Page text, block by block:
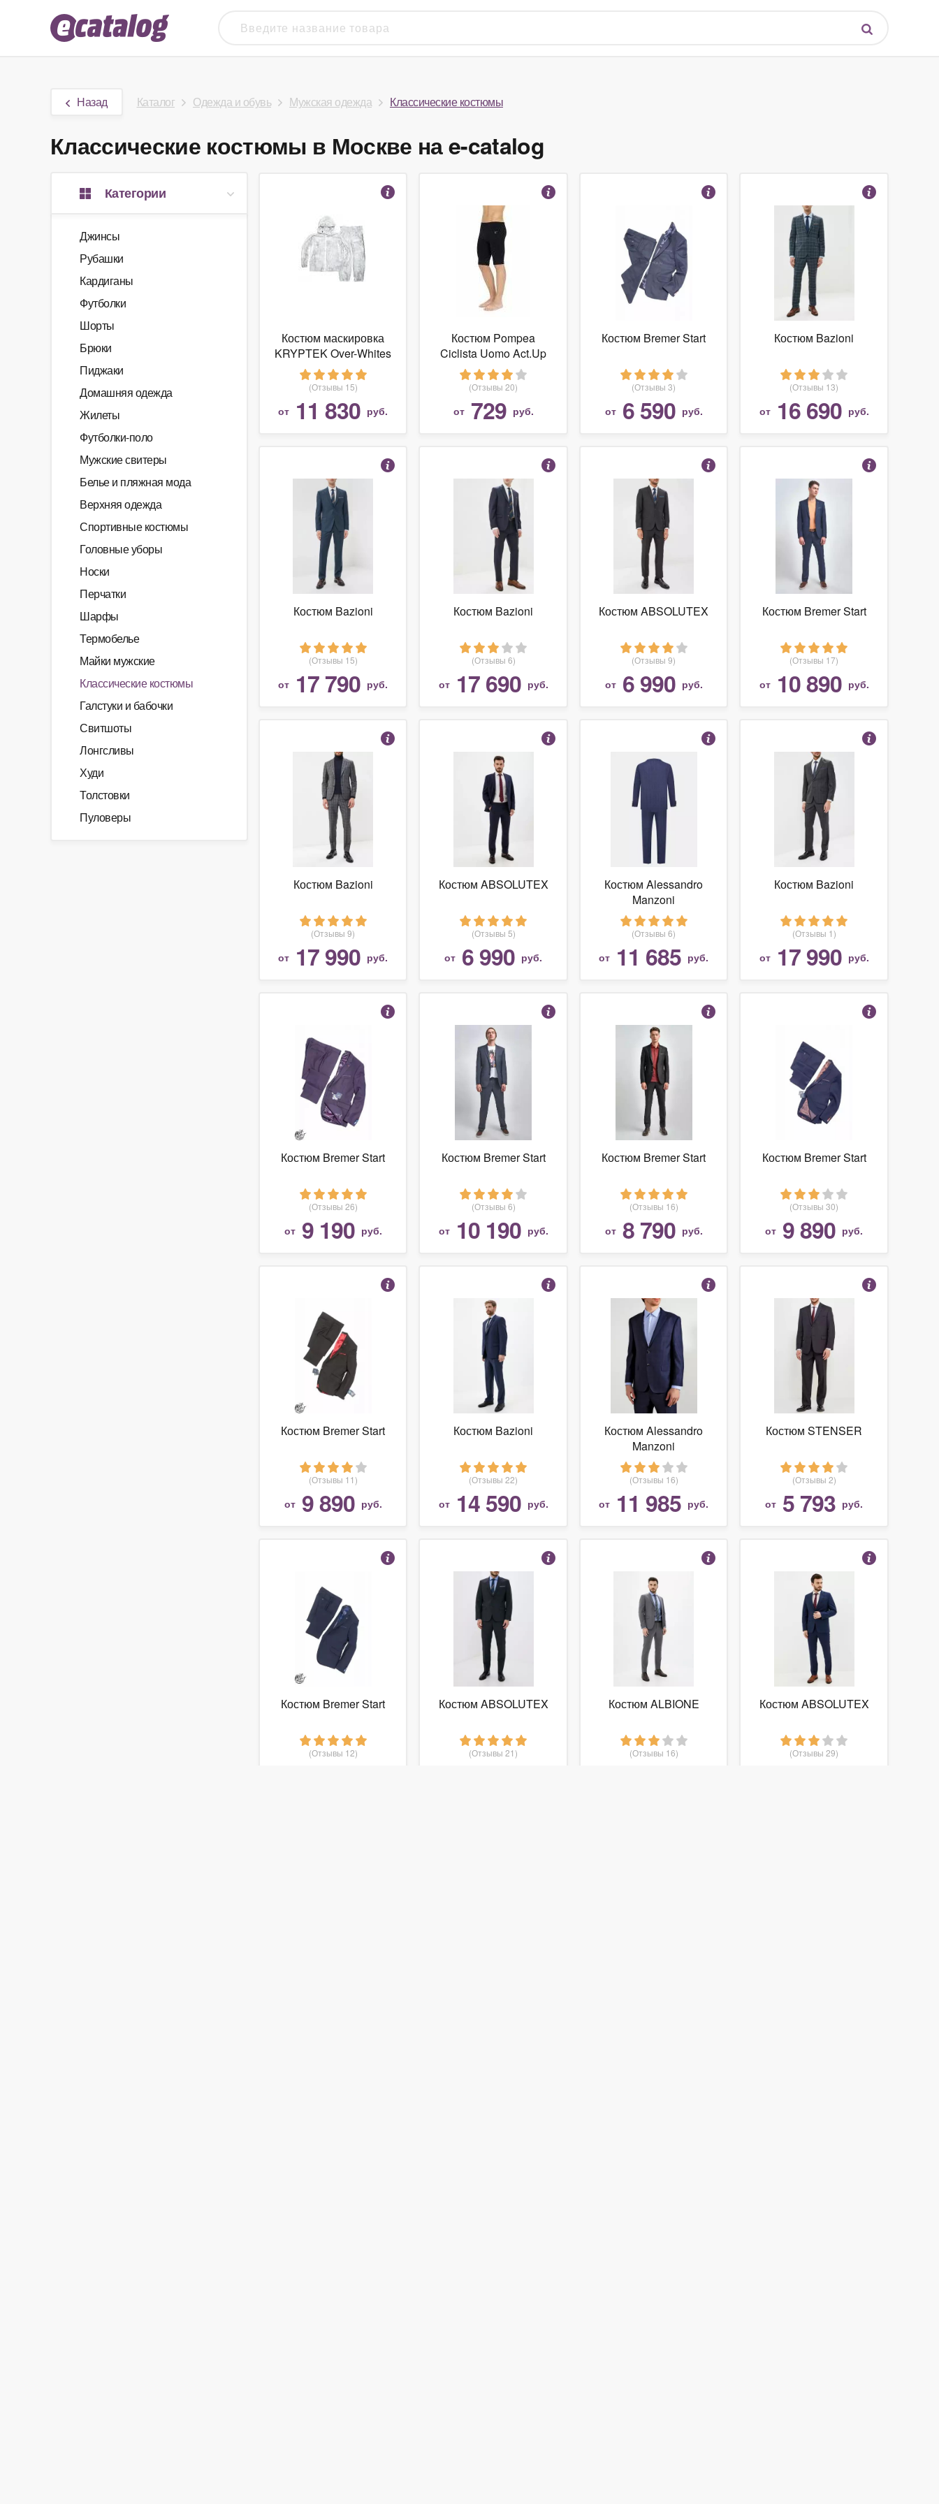
Назад Каталог Одежда и обувь Мужская одежда Классические костюмы
Классические костюмы в Москве на e-catalog
Категории
Джинсы
Рубашки
Кардиганы
Футболки
Шорты
Брюки
Пиджаки
Домашняя одежда
Жилеты
Футболки-поло
Мужские свитеры
Белье и пляжная мода
Верхняя одежда
Спортивные костюмы
Головные уборы
Носки
Перчатки
Шарфы
Термобелье
Майки мужские
Классические костюмы
Галстуки и бабочки
Свитшоты
Лонгсливы
Худи
Толстовки
Пуловеры
Костюм маскировка
KRYPTEK Over-Whites
Boxed Set, Yeti
(15OWY)
(Отзывы 15)
от 11 830 руб.
Костюм Pompea
Ciclista Uomo Act.Up
(Отзывы 20)
от 729 руб.
Костюм Bremer Start
(Отзывы 3)
от 6 590 руб.
Костюм Bazioni
(Отзывы 13)
от 16 690 руб.
Костюм Bazioni
(Отзывы 15)
от 17 790 руб.
Костюм Bazioni
(Отзывы 6)
от 17 690 руб.
Костюм ABSOLUTEX
(Отзывы 9)
от 6 990 руб.
Костюм Bremer Start
(Отзывы 17)
от 10 890 руб.
Костюм Bazioni
(Отзывы 9)
от 17 990 руб.
Костюм ABSOLUTEX
(Отзывы 5)
от 6 990 руб.
Костюм Alessandro
Manzoni
(Отзывы 6)
от 11 685 руб.
Костюм Bazioni
(Отзывы 1)
от 17 990 руб.
Костюм Bremer Start
(Отзывы 26)
от 9 190 руб.
Костюм Bremer Start
(Отзывы 6)
от 10 190 руб.
Костюм Bremer Start
(Отзывы 16)
от 8 790 руб.
Костюм Bremer Start
(Отзывы 30)
от 9 890 руб.
Костюм Bremer Start
(Отзывы 11)
от 9 890 руб.
Костюм Bazioni
(Отзывы 22)
от 14 590 руб.
Костюм Alessandro
Manzoni
(Отзывы 16)
от 11 985 руб.
Костюм STENSER
(Отзывы 2)
от 5 793 руб.
Костюм Bremer Start
(Отзывы 12)
Костюм ABSOLUTEX
(Отзывы 21)
Костюм ALBIONE
(Отзывы 16)
Костюм ABSOLUTEX
(Отзывы 29)